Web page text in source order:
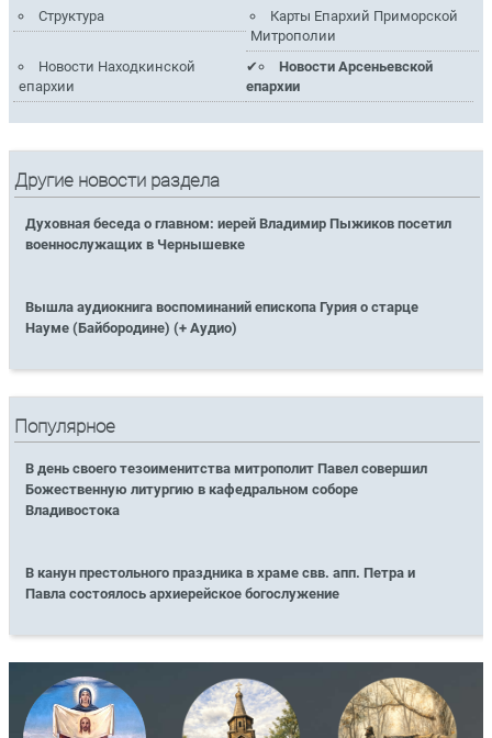
Структура
Карты Епархий Приморской
Митрополии
Новости Находкинской
епархии
Новости Арсеньевской
епархии
Другие новости раздела
Духовная беседа о главном: иерей Владимир Пыжиков посетил
военнослужащих в Чернышевке
Вышла аудиокнига воспоминаний епископа Гурия о старце
Науме (Байбородине) (+ Аудио)
Популярное
В день своего тезоименитства митрополит Павел совершил
Божественную литургию в кафедральном соборе
Владивостока
В канун престольного праздника в храме свв. апп. Петра и
Павла состоялось архиерейское богослужение